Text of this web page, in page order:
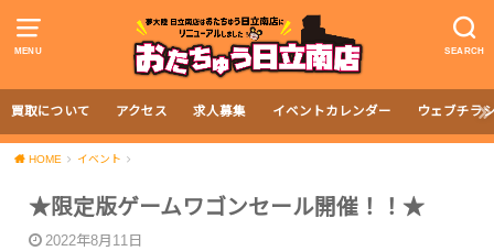
MENU SEARCH
買取について アクセス 求人募集 イベントカレンダー ウェブチラ
HOME イベント
★限定版ゲームワゴンセール開催！！★
2022年8月11日